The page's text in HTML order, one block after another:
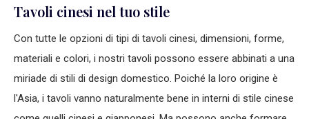
Tavoli cinesi nel tuo stile
Con tutte le opzioni di tipi di tavoli cinesi, dimensioni, forme,
materiali e colori, i nostri tavoli possono essere abbinati a una
miriade di stili di design domestico. Poiché la loro origine è
l'Asia, i tavoli vanno naturalmente bene in interni di stile cinese